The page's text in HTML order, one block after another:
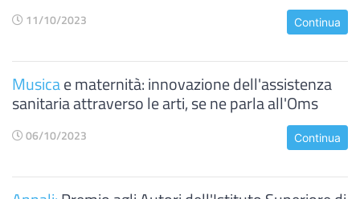
11/10/2023 Continua
Musicae maternità: innovazione dell'assistenza
sanitaria attraverso le arti, se ne parla all'Oms
06/10/2023 Continua